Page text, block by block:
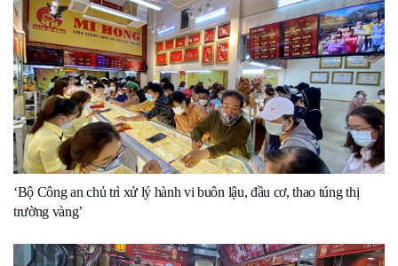
‘Bộ Công an chủ trì xử lý hành vi buôn lậu, đầu cơ, thao túng thị
trường vàng’